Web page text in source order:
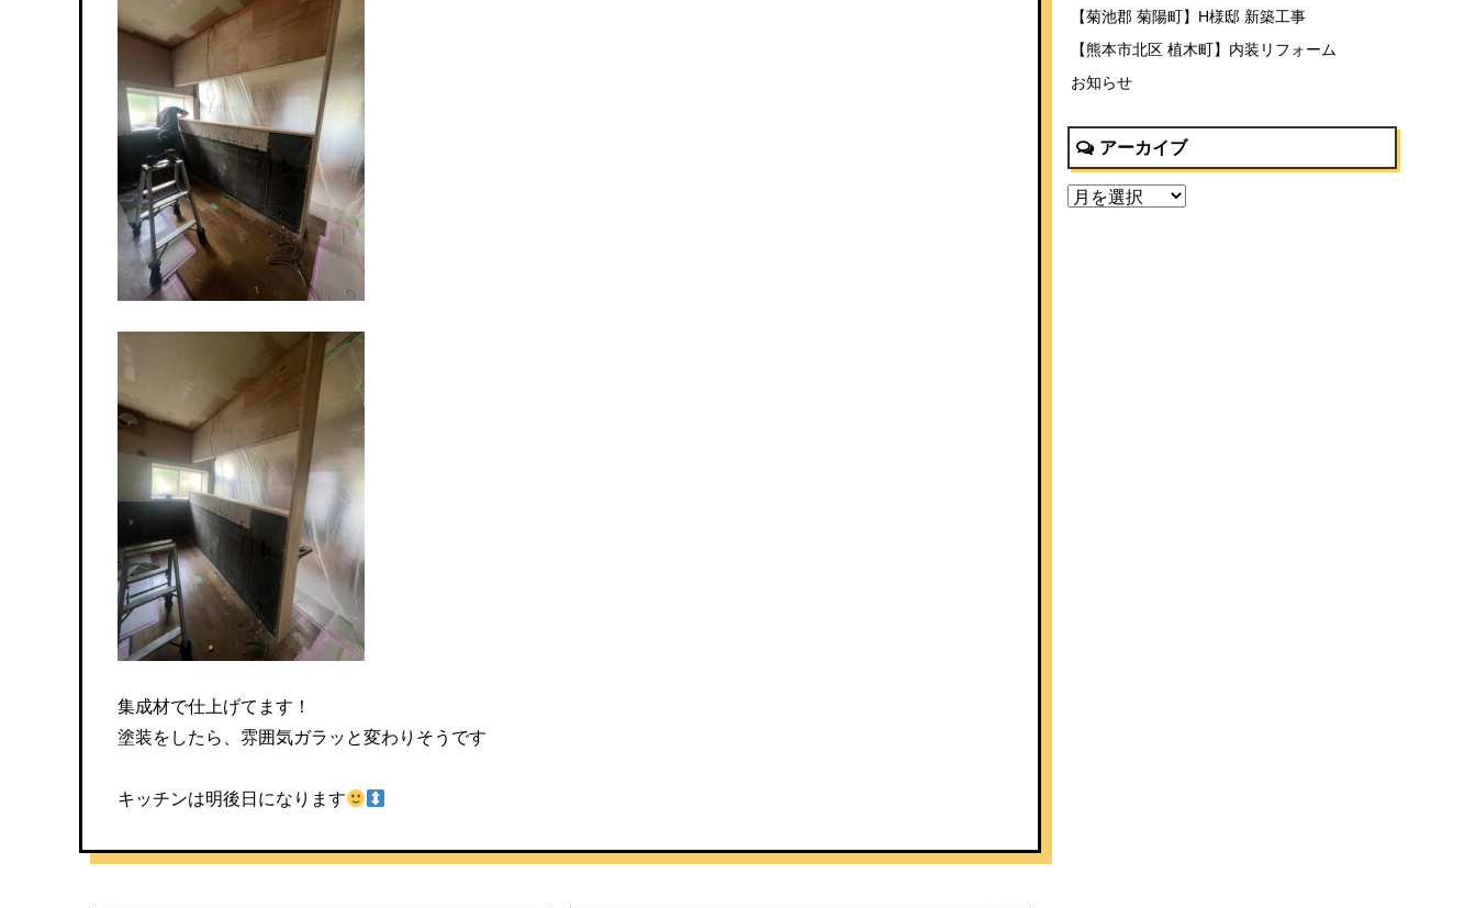
集成材で仕上げてます！
塗装をしたら、雰囲気ガラッと変わりそうです
キッチンは明後日になります
【菊池郡 菊陽町】H様邸 新築工事
【熊本市北区 植木町】内装リフォーム
お知らせ
アーカイブ